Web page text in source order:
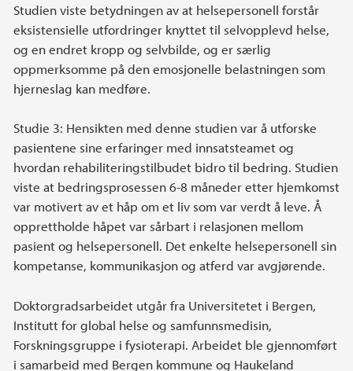
Studien viste betydningen av at helsepersonell forstår
eksistensielle utfordringer knyttet til selvopplevd helse,
og en endret kropp og selvbilde, og er særlig
oppmerksomme på den emosjonelle belastningen som
hjerneslag kan medføre.
Studie 3: Hensikten med denne studien var å utforske
pasientene sine erfaringer med innsatsteamet og
hvordan rehabiliteringstilbudet bidro til bedring. Studien
viste at bedringsprosessen 6-8 måneder etter hjemkomst
var motivert av et håp om et liv som var verdt å leve. Å
opprettholde håpet var sårbart i relasjonen mellom
pasient og helsepersonell. Det enkelte helsepersonell sin
kompetanse, kommunikasjon og atferd var avgjørende.
Doktorgradsarbeidet utgår fra Universitetet i Bergen,
Institutt for global helse og samfunnsmedisin,
Forskningsgruppe i fysioterapi. Arbeidet ble gjennomført
i samarbeid med Bergen kommune og Haukeland